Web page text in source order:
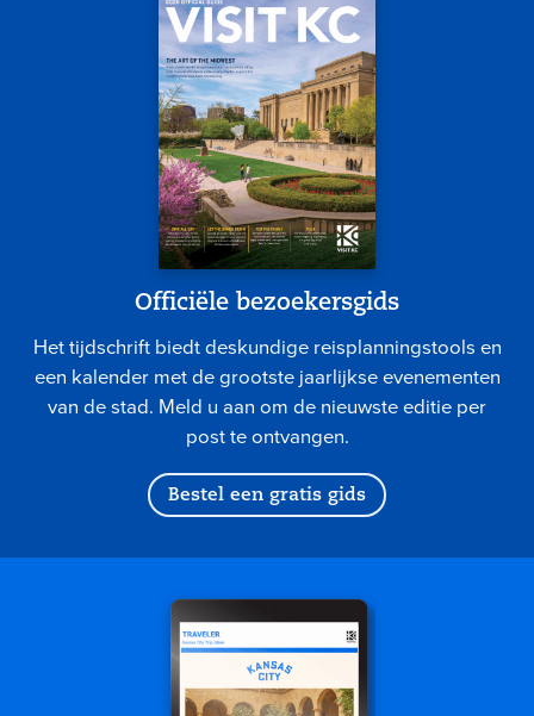
Officiële bezoekersgids
Het tijdschrift biedt deskundige reisplanningstools en
een kalender met de grootste jaarlijkse evenementen
van de stad. Meld u aan om de nieuwste editie per
post te ontvangen.
Bestel een gratis gids